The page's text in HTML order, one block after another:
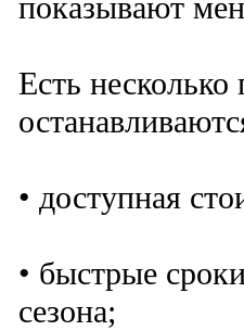
Есть
• доступная
• быстрые
сезона;